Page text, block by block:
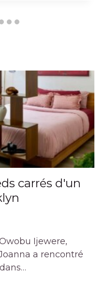
carrés d'un
Ijewere,
a rencontré